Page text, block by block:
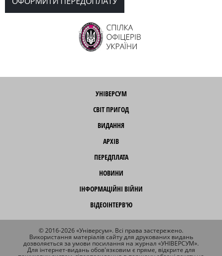
УНІВЕРСУМ
СВІТ ПРИГОД
ВИДАННЯ
АРХІВ
ПЕРЕДПЛАТА
НОВИНИ
ІНФОРМАЦІЙНІ ВІЙНИ
ВІДЕОІНТЕРВ'Ю
© 2016-2026 «Універсум». Всі права застережено.
Використання матеріалів сайту для друкованих видань
дозволяється за умови посилання на журнал «УНІВЕРСУМ».
Для інтернет-видань обов'язковим є пряме, відкрите для